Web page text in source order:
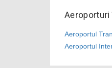
Aeroporturi
Aeroportul
Aeroportul